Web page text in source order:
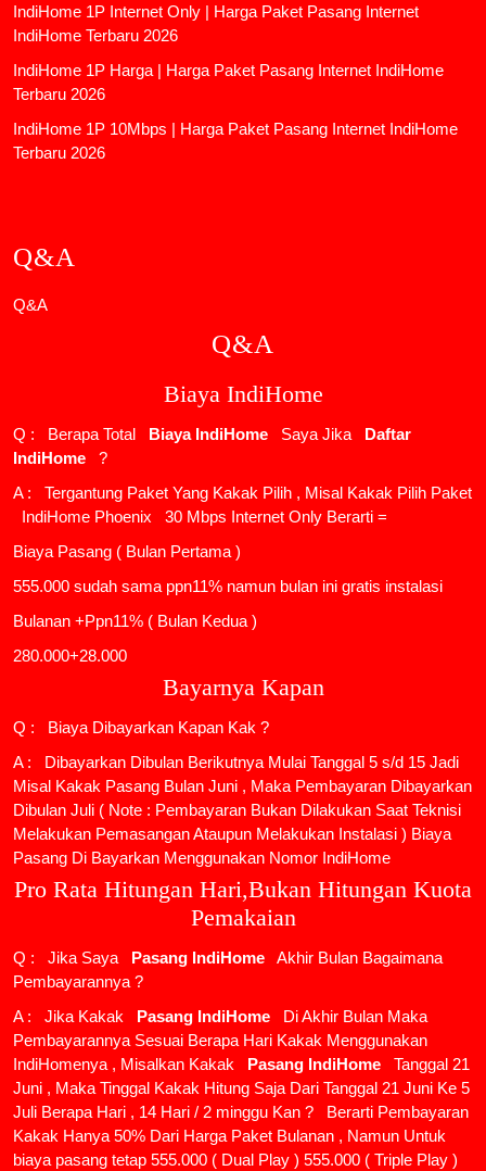
IndiHome 1P Internet Only | Harga Paket Pasang Internet
IndiHome Terbaru 2026
IndiHome 1P Harga | Harga Paket Pasang Internet IndiHome
Terbaru 2026
IndiHome 1P 10Mbps | Harga Paket Pasang Internet IndiHome
Terbaru 2026
Q&A
Q&A
Q&A
Biaya IndiHome
Q : Berapa Total Biaya IndiHome Saya Jika
Daftar
IndiHome
?
A : Tergantung Paket Yang Kakak Pilih , Misal Kakak Pilih Paket
IndiHome Phoenix
30 Mbps Internet Only Berarti =
Biaya Pasang ( Bulan Pertama )
555.000 sudah sama ppn11% namun bulan ini gratis instalasi
Bulanan +Ppn11% ( Bulan Kedua )
280.000+28.000
Bayarnya Kapan
Q : Biaya Dibayarkan Kapan Kak ?
A : Dibayarkan Dibulan Berikutnya Mulai Tanggal 5 s/d 15 Jadi
Misal Kakak Pasang Bulan Juni , Maka Pembayaran Dibayarkan
Dibulan Juli ( Note : Pembayaran Bukan Dilakukan Saat Teknisi
Melakukan Pemasangan Ataupun Melakukan Instalasi ) Biaya
Pasang Di Bayarkan Menggunakan Nomor IndiHome
Pro Rata Hitungan Hari,Bukan Hitungan Kuota
Pemakaian
Q : Jika Saya Pasang IndiHome
Akhir Bulan Bagaimana
Pembayarannya ?
A : Jika Kakak
Pasang IndiHome
Di Akhir Bulan Maka
Pembayarannya Sesuai Berapa Hari Kakak Menggunakan
IndiHomenya , Misalkan Kakak
Pasang IndiHome
Tanggal 21
Juni , Maka Tinggal Kakak Hitung Saja Dari Tanggal 21 Juni Ke 5
Juli Berapa Hari , 14 Hari / 2 minggu Kan ? Berarti Pembayaran
Kakak Hanya 50% Dari Harga Paket Bulanan , Namun Untuk
biaya pasang tetap 555.000 ( Dual Play ) 555.000 ( Triple Play )